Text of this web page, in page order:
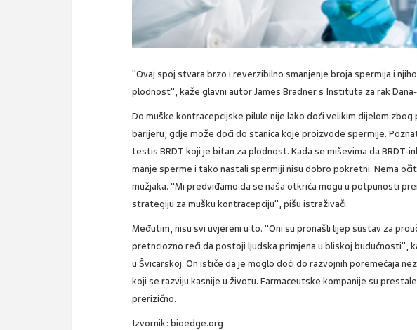
"Ovaj spoj stvara brzo i reverzibilno smanjenje broja spermija i
plodnost", kaže glavni autor James Bradner s Instituta za rak
Do muške kontracepcijske pilule nije lako doći velikim dijelom
barijeru, gdje može doći do stanica koje proizvode spermije.
testis BRDT koji je bitan za plodnost. Kada se miševima da BRDT-
manje sperme i tako nastali spermiji nisu dobro pokretni. Nema
mužjaka. "Mi predviđamo da se naša otkrića mogu u potpunosti
strategiju za mušku kontracepciju", pišu istraživači.
Međutim, nisu svi uvjereni u to. "Oni su pronašli lijep sustav za
pretnciozno reći da postoji ljudska primjena u bliskoj budućnosti",
u Švicarskoj. On ističe da je moglo doći do razvojnih poremećaja
koji se razviju kasnije u životu. Farmaceutske kompanije su
prerizično.
Izvornik: bioedge.org